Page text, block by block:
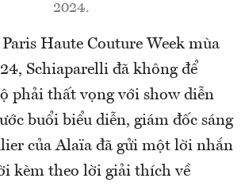
2024.
Haute Couture Week mùa
Schiaparelli đã không để
phải thất vọng với show diễn
buổi biểu diễn, giám đốc sáng
của Alaïa đã gửi một lời nhắn
kèm theo lời giải thích về